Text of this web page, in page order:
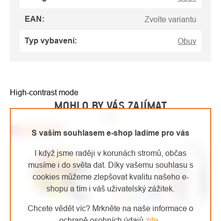
S vaším souhlasem e-shop ladíme pro vás
I když jsme raději v korunách stromů, občas
musíme i do světa dat. Díky vašemu souhlasu s
cookies můžeme zlepšovat kvalitu našeho e-
shopu a tím i váš uživatelský zážitek.
Chcete vědět víc? Mrkněte na naše informace o
EAN : Zvolte variantu
Typ vybavení: Obuv
High-contrast mode
MOHLO BY VÁS ZAJÍMAT
Doporučujeme